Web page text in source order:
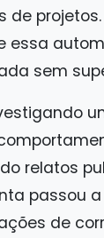
de
essa
sem
relatos
passou
de